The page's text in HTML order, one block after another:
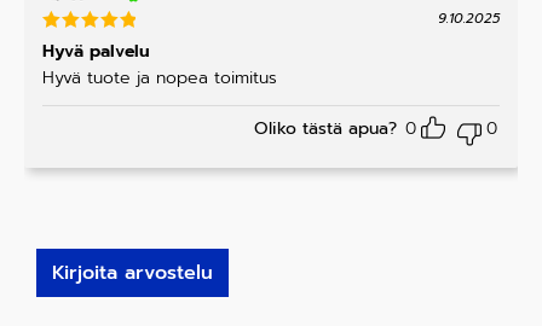
Arvostelu
tuotteesta
:5/ 5
9.10.2025
Hyvä palvelu
Hyvä tuote ja nopea toimitus
Oliko tästä apua? 0 0
Kirjoita arvostelu